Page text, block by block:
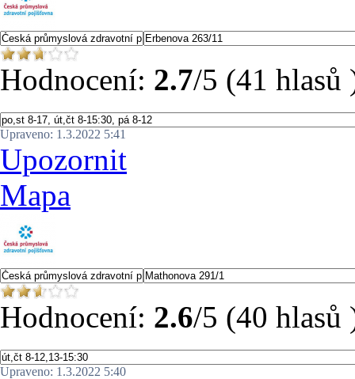
Hodnocení: 2.7/5 (41 hlasů
Upraveno: 1.3.2022 5:41
Upozornit
Mapa
Hodnocení: 2.6/5 (40 hlasů
Upraveno: 1.3.2022 5:40